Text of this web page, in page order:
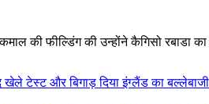
की फील्डिंग की उन्होंने कैगिसो